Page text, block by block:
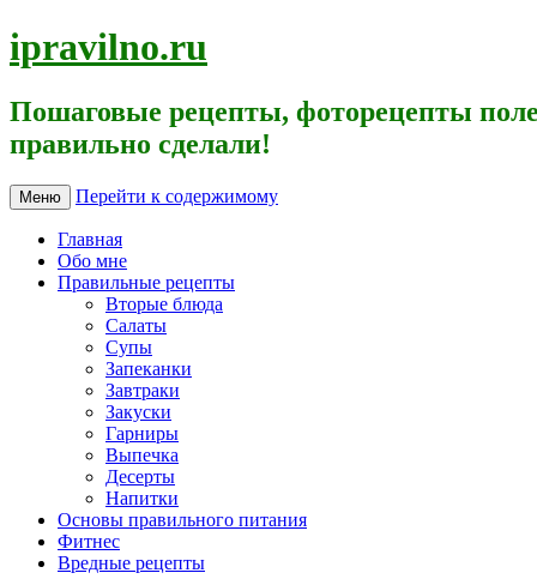
ipravilno.ru
Пошаговые рецепты, фоторецепты
правильно сделали!
Меню Перейти к содержимому
Главная
Обо мне
Правильные рецепты
Вторые блюда
Салаты
Супы
Запеканки
Завтраки
Закуски
Гарниры
Выпечка
Десерты
Напитки
Основы правильного питания
Фитнес
Вредные рецепты